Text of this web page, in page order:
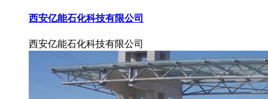
西安亿能石化科技有限公司
西安亿能石化科技有限公司